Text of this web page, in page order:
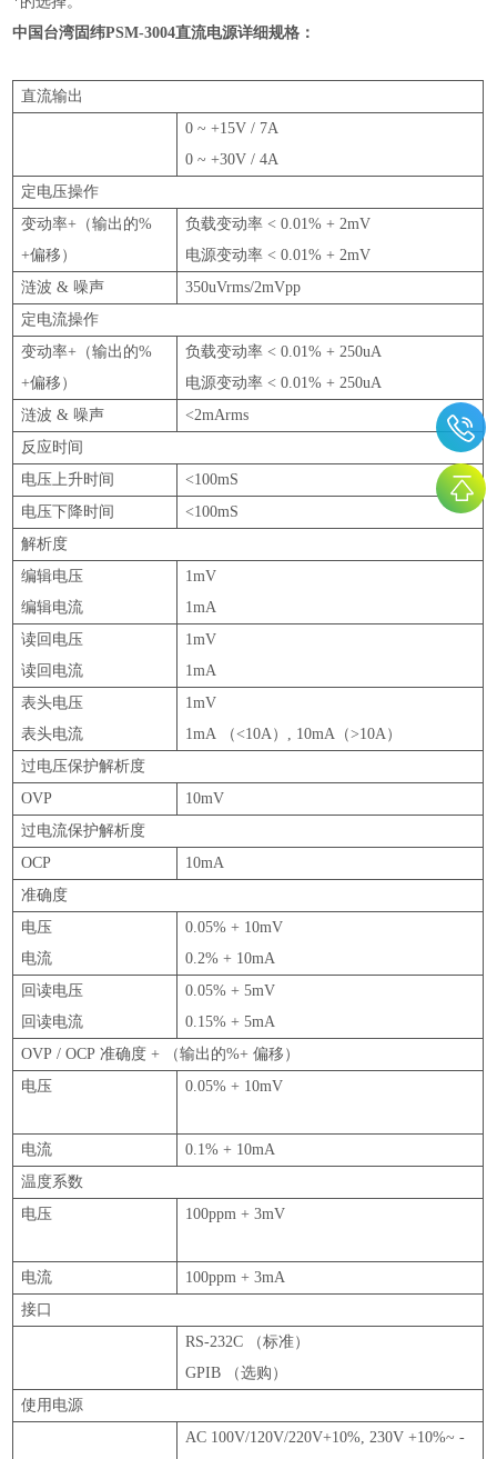
中国台湾固纬PSM-3004直流电源详细规格：
直流输出
0 ~ +15V / 7A
0 ~ +30V / 4A
定电压操作
变动率+（输出的%
+偏移 ）
负载变动率< 0.01% + 2mV
电源变动率< 0.01% + 2mV
涟波&噪声
350uVrms/2mVpp
定电流操作
变动率+（输出的%
+偏移 ）
负载变动率< 0.01% + 250uA
电源变动率< 0.01% + 250uA
涟波&噪声
<2mArms
反应时间
电压上升时间
<100mS
电压下降时间
<100mS
解析度
编辑电压
编辑电流
1mV
1mA
读回电压
读回电流
1mV
1mA
表头电压
表头电流
1mV
1mA （<10A）, 10mA（>10A）
过电压保护解析度
OVP
10mV
过电流保护解析度
OCP
10mA
准确度
电压
电流
0.05% + 10mV
0.2% + 10mA
回读电压
回读电流
0.05% + 5mV
0.15% + 5mA
OVP / OCP准确度+ （输出的%+偏移 ）
电压
0.05% + 10mV
电流
0.1% + 10mA
温度系数
电压
100ppm + 3mV
电流
100ppm + 3mA
接口
RS-232C （标准）
GPIB （选购 ）
使用电源
AC 100V/120V/220V+10%, 230V +10%~ -